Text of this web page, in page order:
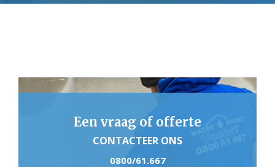
Een vraag of offerte
CONTACTEER ONS
0800/61.667